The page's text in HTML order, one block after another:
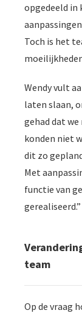
opgedeeld in
Toch is het
Wendy vult
laten slaan,
gehad dat
konden niet
dit zo
Met
functie van
gerealiseerd.”
team
Op de vraag